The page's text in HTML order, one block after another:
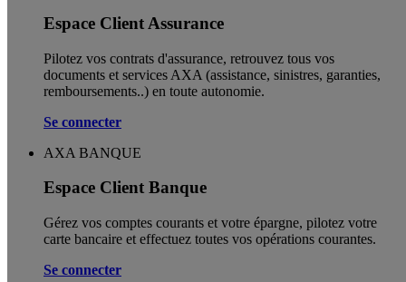
Espace Client Assurance
Pilotez vos contrats d'assurance, retrouvez tous vos
documents et services AXA (assistance, sinistres, garanties,
remboursements..) en toute autonomie. ​
Se connecter
AXA BANQUE
Espace Client Banque
Gérez vos comptes courants et votre épargne, pilotez votre
carte bancaire et effectuez toutes vos opérations courantes.
Se connecter